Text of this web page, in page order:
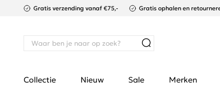
Gratis verzending vanaf €75,- Gratis ophalen en
Collectie Nieuw Sale Merken